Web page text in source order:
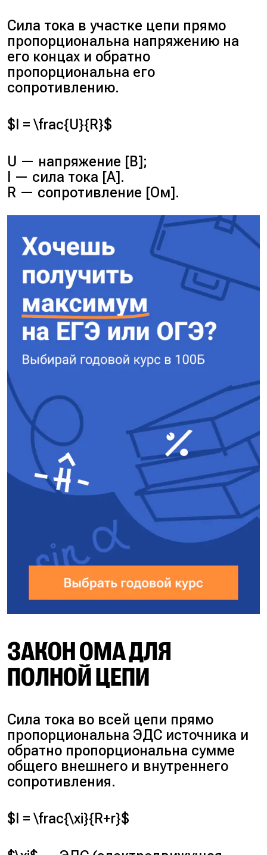
Сила тока в участке цепи прямо
пропорциональна напряжению на
его концах и обратно
пропорциональна его
сопротивлению.
$I = \frac{U}{R}$
U — напряжение [В];
I — сила тока [А].
R — сопротивление [Ом].
ЗАКОН ОМА ДЛЯ
ПОЛНОЙ ЦЕПИ
Сила тока во всей цепи прямо
пропорциональна ЭДС источника и
обратно пропорциональна сумме
общего внешнего и внутреннего
сопротивления.
$I = \frac{\xi}{R+r}$